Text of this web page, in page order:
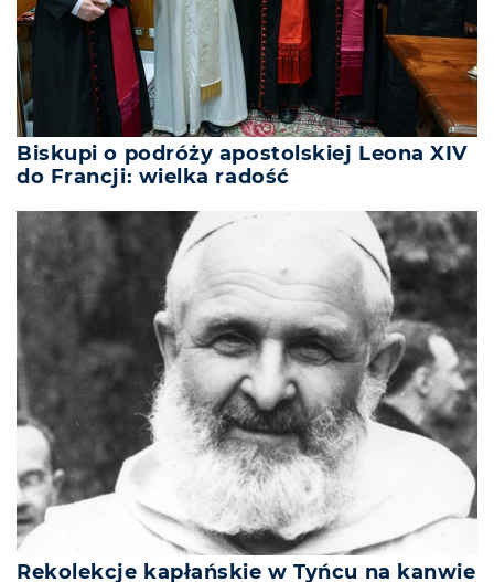
Biskupi o podróży apostolskiej Leona XIV
do Francji: wielka radość
Rekolekcje kapłańskie w Tyńcu na kanwie